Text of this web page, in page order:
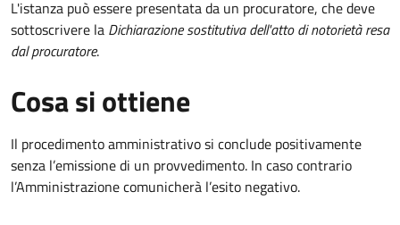
L'istanza può essere presentata da un procuratore, che deve
sottoscrivere la Dichiarazione sostitutiva dell'atto di notorietà resa
dal procuratore.
Cosa si ottiene
Il procedimento amministrativo si conclude positivamente
senza l’emissione di un provvedimento. In caso contrario
l’Amministrazione comunicherà l’esito negativo.